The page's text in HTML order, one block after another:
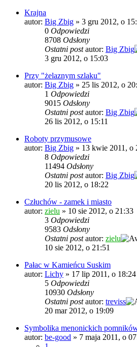
Krajna
autor: Big Zbig » 3 gru 2012, o
0 Odpowiedzi
8708 Odsłony
Ostatni postautor: Big Zbig
3 gru 2012, o 15:03
Przy "żelaznym szlaku"
autor: Big Zbig » 25 lis 2012, o
1 Odpowiedzi
9015 Odsłony
Ostatni postautor: Big Zbig
26 lis 2012, o 15:11
Roboty przymusowe
autor: Big Zbig » 13 kwie 2011, o
8 Odpowiedzi
11494 Odsłony
Ostatni postautor: Big Zbig
20 lis 2012, o 18:22
Człuchów - zamek i miasto
autor: zielu » 10 sie 2012, o 21:33
3 Odpowiedzi
9583 Odsłony
Ostatni postautor: zielu
10 sie 2012, o 21:51
Pałac w Kamieńcu Suskim
autor: Lichy » 17 lip 2011, o 18:24
5 Odpowiedzi
10930 Odsłony
Ostatni postautor: treviss
20 mar 2012, o 19:09
Symbolika menonickich
autor: be-good » 7 maja 2011, o